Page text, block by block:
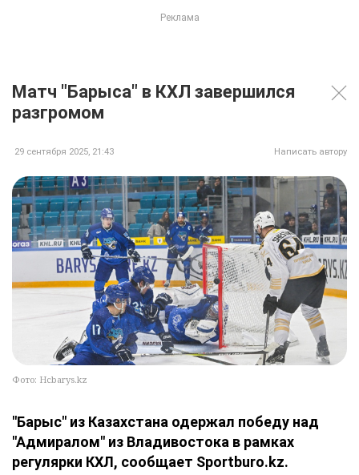
Матч "Барыса" в КХЛ завершился
разгромом
29 сентября 2025, 21:43 Написать автору
Фото: Hcbarys.kz
"Барыс" из Казахстана одержал победу над
"Адмиралом" из Владивостока в рамках
регулярки КХЛ, сообщает Sportburo.kz.